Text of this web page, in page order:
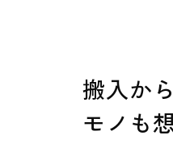
搬入か
モノも